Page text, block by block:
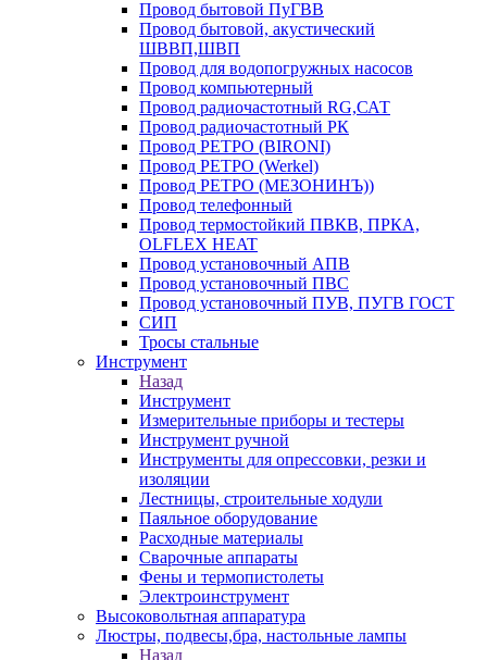
Провод бытовой ПуГВВ
Провод бытовой, акустический
ШВВП,ШВП
Провод для водопогружных насосов
Провод компьютерный
Провод радиочастотный RG,САТ
Провод радиочастотный РК
Провод РЕТРО (BIRONI)
Провод РЕТРО (Werkel)
Провод РЕТРО (МЕЗОНИНЪ))
Провод телефонный
Провод термостойкий ПВКВ, ПРКА,
OLFLEX HEAT
Провод установочный АПВ
Провод установочный ПВС
Провод установочный ПУВ, ПУГВ ГОСТ
СИП
Тросы стальные
Инструмент
Назад
Инструмент
Измерительные приборы и тестеры
Инструмент ручной
Инструменты для опрессовки, резки и
изоляции
Лестницы, строительные ходули
Паяльное оборудование
Расходные материалы
Сварочные аппараты
Фены и термопистолеты
Электроинструмент
Высоковольтная аппаратура
Люстры, подвесы,бра, настольные лампы
Назад